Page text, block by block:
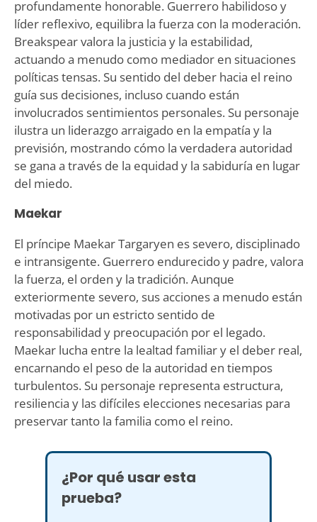
profundamente honorable. Guerrero habilidoso y
líder reflexivo, equilibra la fuerza con la moderación.
Breakspear valora la justicia y la estabilidad,
actuando a menudo como mediador en situaciones
políticas tensas. Su sentido del deber hacia el reino
guía sus decisiones, incluso cuando están
involucrados sentimientos personales. Su personaje
ilustra un liderazgo arraigado en la empatía y la
previsión, mostrando cómo la verdadera autoridad
se gana a través de la equidad y la sabiduría en lugar
del miedo.
Maekar
El príncipe Maekar Targaryen es severo, disciplinado
e intransigente. Guerrero endurecido y padre, valora
la fuerza, el orden y la tradición. Aunque
exteriormente severo, sus acciones a menudo están
motivadas por un estricto sentido de
responsabilidad y preocupación por el legado.
Maekar lucha entre la lealtad familiar y el deber real,
encarnando el peso de la autoridad en tiempos
turbulentos. Su personaje representa estructura,
resiliencia y las difíciles elecciones necesarias para
preservar tanto la familia como el reino.
¿Por qué usar esta
prueba?